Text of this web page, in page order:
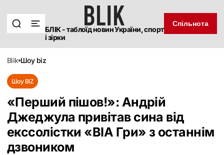
БЛІК - таблоїд новин України, спорт
і зірки
Спільнота
blik шоу biz
Шоу BIZ
«Перший пішов!»: Андрій
Джеджула привітав сина від
екссолістки «ВІА Гри» з останнім
дзвоником